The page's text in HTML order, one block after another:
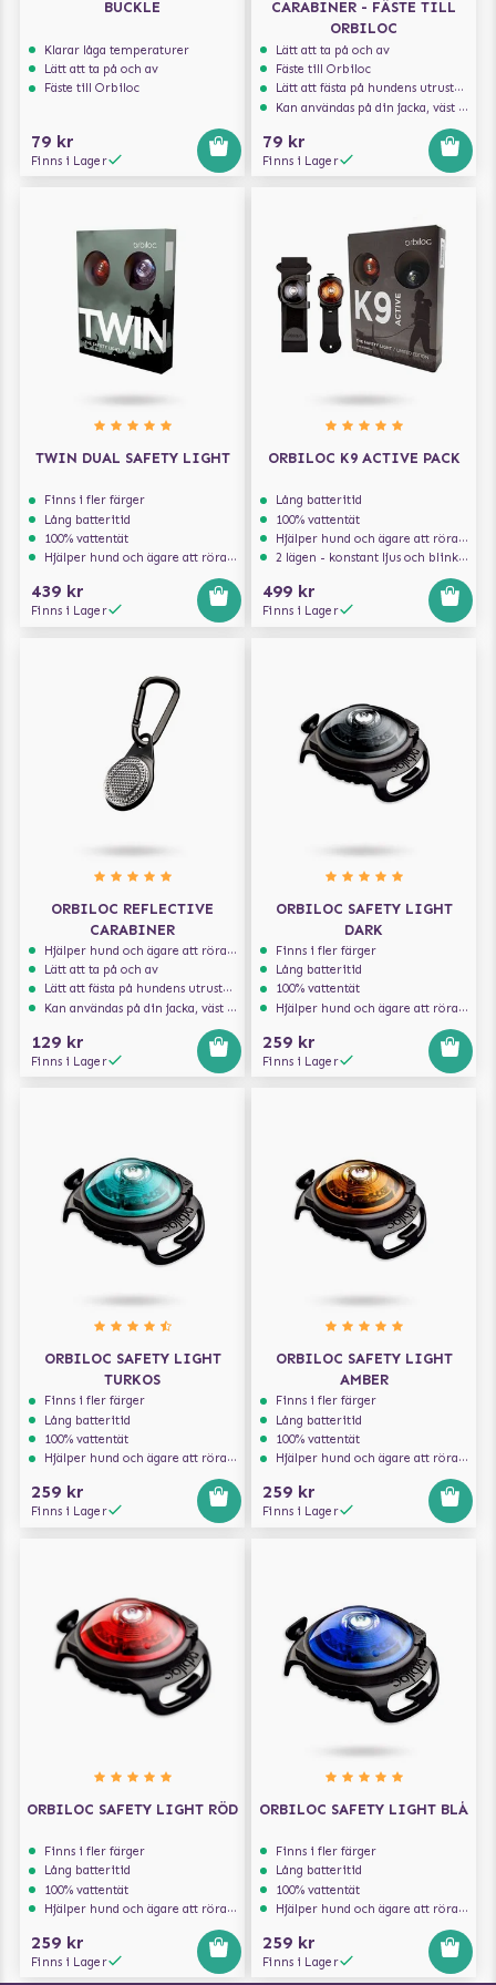
BUCKLE
Klarar låga temperaturer
Lätt att ta på och av
Fäste till Orbiloc
79 kr
Finns i Lager
CARABINER - FÄSTE TILL
ORBILOC
Lätt att ta på och av
Fäste till Orbiloc
Lätt att fästa på hundens utrustning
Kan användas på din jacka, väst eller väska
79 kr
Finns i Lager
TWIN DUAL SAFETY LIGHT
Finns i fler färger
Lång batteritid
100% vattentät
Hjälper hund och ägare att röra sig säkert i trafiken
439 kr
Finns i Lager
ORBILOC K9 ACTIVE PACK
Lång batteritid
100% vattentät
Hjälper hund och ägare att röra sig säkert i trafiken
2 lägen - konstant ljus och blinkande ljus
499 kr
Finns i Lager
ORBILOC REFLECTIVE
CARABINER
Hjälper hund och ägare att röra sig säkert i trafiken
Lätt att ta på och av
Lätt att fästa på hundens utrustning
Kan användas på din jacka, väst eller väska
129 kr
Finns i Lager
ORBILOC SAFETY LIGHT
DARK
Finns i fler färger
Lång batteritid
100% vattentät
Hjälper hund och ägare att röra sig säkert i trafiken
259 kr
Finns i Lager
ORBILOC SAFETY LIGHT
TURKOS
Finns i fler färger
Lång batteritid
100% vattentät
Hjälper hund och ägare att röra sig säkert i trafiken
259 kr
Finns i Lager
ORBILOC SAFETY LIGHT
AMBER
Finns i fler färger
Lång batteritid
100% vattentät
Hjälper hund och ägare att röra sig säkert i trafiken
259 kr
Finns i Lager
ORBILOC SAFETY LIGHT RÖD
Finns i fler färger
Lång batteritid
100% vattentät
Hjälper hund och ägare att röra sig säkert i trafiken
259 kr
Finns i Lager
ORBILOC SAFETY LIGHT BLÅ
Finns i fler färger
Lång batteritid
100% vattentät
Hjälper hund och ägare att röra sig säkert i trafiken
259 kr
Finns i Lager